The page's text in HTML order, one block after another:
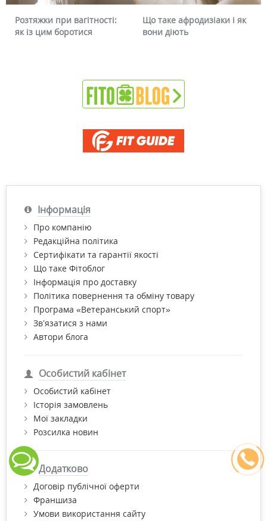
Що таке афродизіаки і як
вони діють
Чому червоніє
чи можна це
Інформація
Про компанію
Редакційна політика
Сертифікати та гарантії якості
Що таке Фітоблог
Інформація про доставку
Політика повернення та обміну товару
Програма «Ветеранський спорт»
Зв’язатися з нами
Автори блога
Особистий кабінет
Особистий кабінет
Історія замовлень
Мої закладки
Розсилка новин
Додатково
Договір публічної оферти
Франшиза
Умови використання сайту